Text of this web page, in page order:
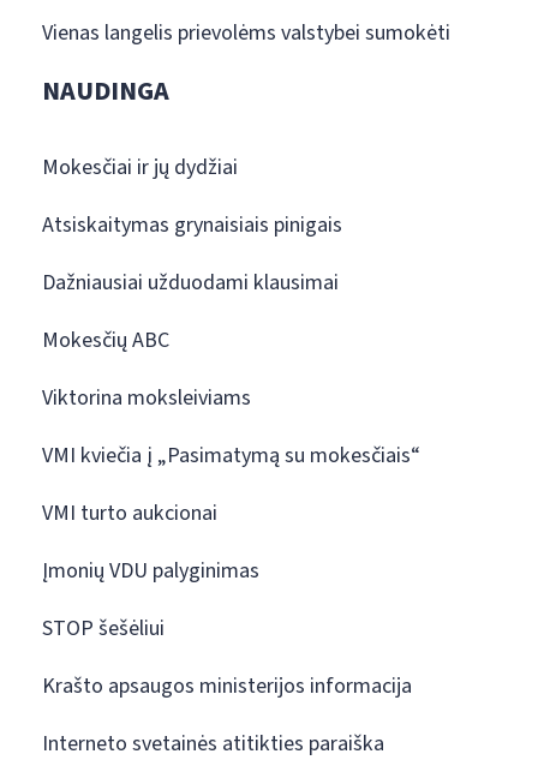
Vienas langelis prievolėms valstybei sumokėti
NAUDINGA
Mokesčiai ir jų dydžiai
Atsiskaitymas grynaisiais pinigais
Dažniausiai užduodami klausimai
Mokesčių ABC
Viktorina moksleiviams
VMI kviečia į „Pasimatymą su mokesčiais“
VMI turto aukcionai
Įmonių VDU palyginimas
STOP šešėliui
Krašto apsaugos ministerijos informacija
Interneto svetainės atitikties paraiška